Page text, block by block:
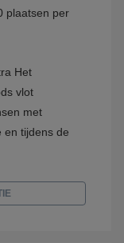
plaatsen per
Het
vlot
met
en tijdens de